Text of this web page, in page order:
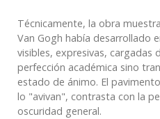
Técnicamente, la obra
Van Gogh había desarrollado
visibles, expresivas, cargadas
perfección académica sino
estado de ánimo. El
lo "avivan", contrasta con la
oscuridad general.